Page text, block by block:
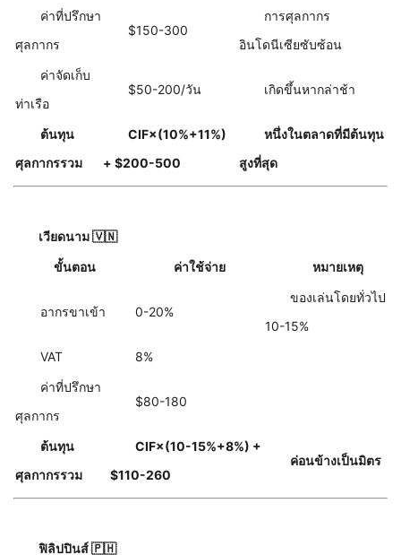
ค่าที่ปรึกษา
ศุลกากร
$150-300
การศุลกากร
อินโดนีเซียซับซ้อน
ค่าจัดเก็บ
ท่าเรือ
$50-200/วัน เกิดขึ้นหากล่าช้า
ต้นทุน
ศุลกากรรวม
CIF×(10%+11%)
+ $200-500
หนึ่งในตลาดที่มีต้นทุน
สูงที่สุด
เวียดนาม 🇻🇳
ขั้นตอน
ค่าใช้จ่าย หมายเหตุ
อากรขาเข้า 0-20%
ของเล่นโดยทั่วไป
10-15%
VAT
8%
ค่าที่ปรึกษา
ศุลกากร
$80-180
ต้นทุน
ศุลกากรรวม
CIF×(10-15%+8%) +
$110-260
ค่อนข้างเป็นมิตร
ฟิลิปปินส์ 🇵🇭